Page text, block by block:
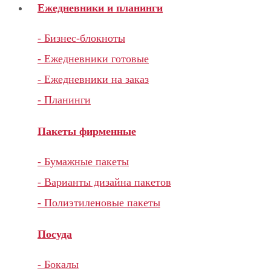
Ежедневники и планинги
- Бизнес-блокноты
- Ежедневники готовые
- Ежедневники на заказ
- Планинги
Пакеты фирменные
- Бумажные пакеты
- Варианты дизайна пакетов
- Полиэтиленовые пакеты
Посуда
- Бокалы